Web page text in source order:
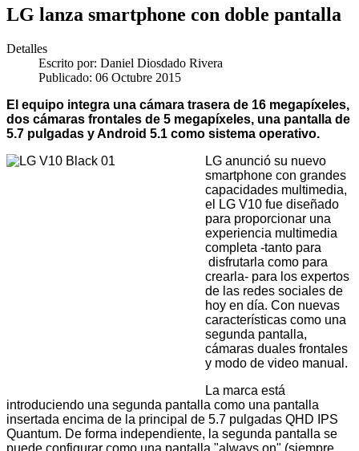
LG lanza smartphone con doble pantalla
Detalles
Escrito por: Daniel Diosdado Rivera
Publicado: 06 Octubre 2015
El equipo integra una cámara trasera de 16 megapíxeles,
dos cámaras frontales de 5 megapíxeles, una pantalla de
5.7 pulgadas y Android 5.1 como sistema operativo.
LG anunció su nuevo
smartphone con grandes
capacidades multimedia,
el LG V10 fue diseñado
para proporcionar una
experiencia multimedia
completa -tanto para
disfrutarla como para
crearla- para los expertos
de las redes sociales de
hoy en día. Con nuevas
características como una
segunda pantalla,
cámaras duales frontales
y modo de video manual.
La marca está
introduciendo una segunda pantalla como una pantalla
insertada encima de la principal de 5.7 pulgadas QHD IPS
Quantum. De forma independiente, la segunda pantalla se
puede configurar como una pantalla "always on" (siempre